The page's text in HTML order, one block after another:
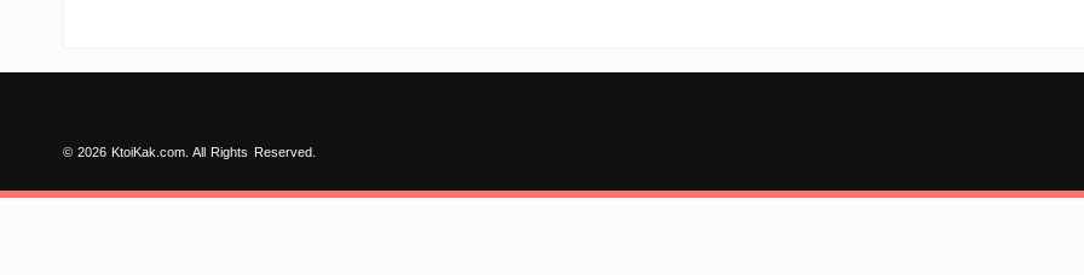
© 2026 KtoiKak.com. All Rights Reserved.